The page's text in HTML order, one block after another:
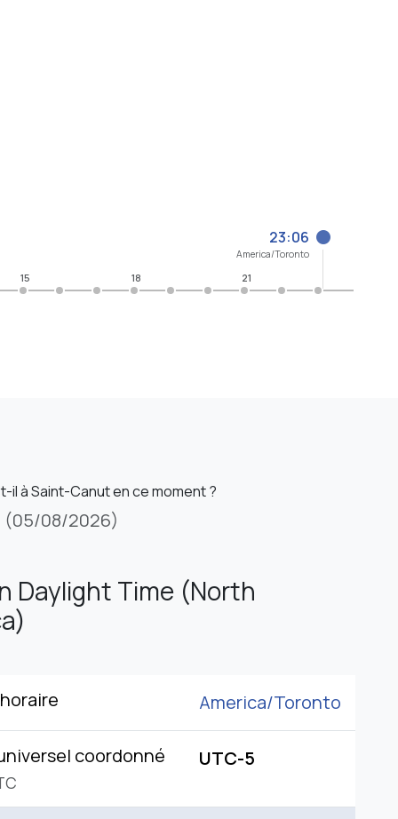
23:06
America/Toronto
15 18 21
il à Saint-Canut en ce moment ?
(05/08/2026)
Daylight Time (North
America/Toronto
coordonné UTC-5